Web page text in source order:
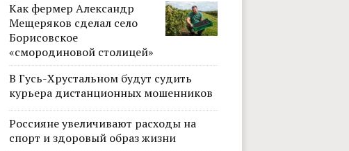
Как фермер Александр
Мещеряков сделал село
Борисовское
«смородиновой столицей»
В Гусь-Хрустальном будут судить
курьера дистанционных мошенников
Россияне увеличивают расходы на
спорт и здоровый образ жизни